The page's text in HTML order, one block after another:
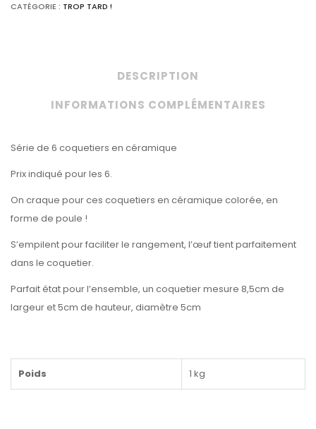
CATÉGORIE : TROP TARD !
DESCRIPTION
INFORMATIONS COMPLÉMENTAIRES
Série de 6 coquetiers en céramique
Prix indiqué pour les 6.
On craque pour ces coquetiers en céramique colorée, en
forme de poule !
S’empilent pour faciliter le rangement, l’œuf tient parfaitement
dans le coquetier.
Parfait état pour l’ensemble, un coquetier mesure 8,5cm de
largeur et 5cm de hauteur, diamètre 5cm
Poids 1 kg